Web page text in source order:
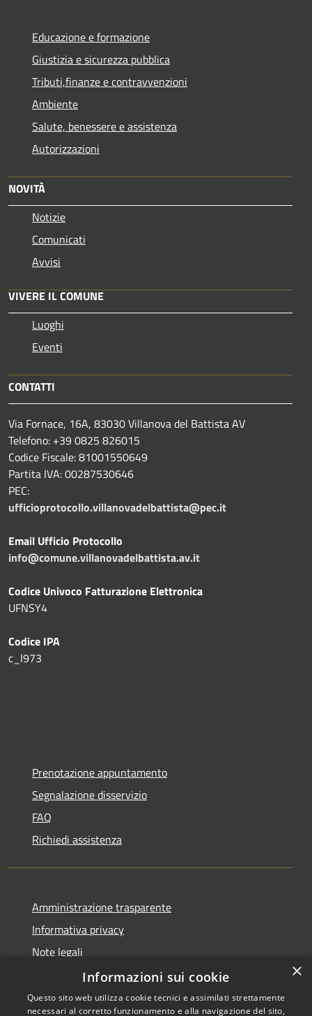
Educazione e formazione
Giustizia e sicurezza pubblica
Tributi,finanze e contravvenzioni
Ambiente
Salute, benessere e assistenza
Autorizzazioni
NOVITÀ
Notizie
Comunicati
Avvisi
VIVERE IL COMUNE
Luoghi
Eventi
CONTATTI
Via Fornace, 16A, 83030 Villanova del Battista AV
Telefono: +39 0825 826015
Codice Fiscale: 81001550649
Partita IVA: 00287530646
PEC:
ufficioprotocollo.villanovadelbattista@pec.it
Email Ufficio Protocollo
info@comune.villanovadelbattista.av.it
Codice Univoco Fatturazione Elettronica
UFNSY4
Codice IPA
c_l973
Prenotazione appuntamento
Segnalazione disservizio
FAQ
Richiedi assistenza
Amministrazione trasparente
Informativa privacy
Note legali
Dichiarazione di accessibilità
×
Informazioni sui cookie
Questo sito web utilizza cookie tecnici e assimilati strettamente
necessari al corretto funzionamento e alla navigazione del sito,